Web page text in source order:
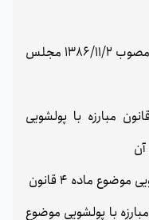
1٫1 - قانون: قانون مبارزه با پولشویی - مصوب 1386/11/2 مجلس
مبارزه با پولشویی
مبارزه با پولشویی موضوع